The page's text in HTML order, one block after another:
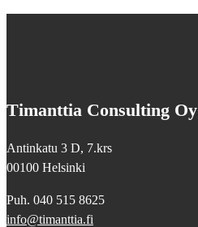
Timanttia Consulting Oy
Antinkatu 3 D, 7.krs
00100 Helsinki
Puh. 040 515 8625
info@timanttia.fi